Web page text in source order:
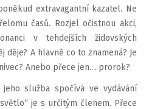
extravagantní kazatel. Ne
časů. Rozjel očistnou akci,
v tehdejších židovských
děje? A hlavně co to znamená? Je
Anebo přece jen… prorok?
služba spočívá ve vydávání
je s určitým členem. Přece